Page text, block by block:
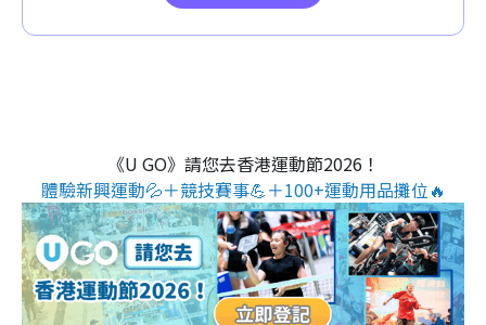
《U GO》請您去香港運動節2026！
體驗新興運動💦＋競技賽事💪＋100+運動用品攤位🔥